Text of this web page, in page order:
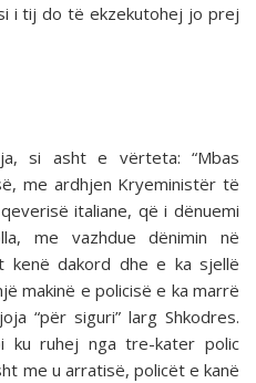
i tij do të ekzekutohej jo prej
si asht e vërteta: “Mbas
me ardhjen Kryeministër të
italiane, që i dënuemi
me vazhdue dënimin në
kenë dakord dhe e ka sjellë
makinë e policisë e ka marrë
“për siguri” larg Shkodres.
ku ruhej nga tre-kater polic
me u arratisë, policët e kanë